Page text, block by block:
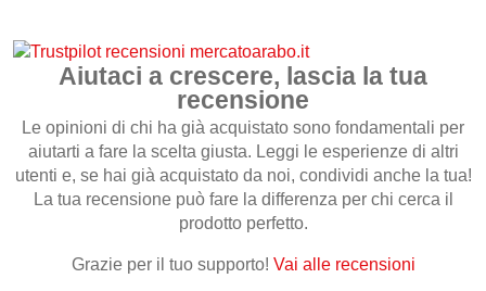
Snack Salati e Aperitivi
Latte e derivati
Bevande
Pasticceria e dolci
Creme corpo
Aiutaci a crescere, lascia la tua
recensione
Le opinioni di chi ha già acquistato sono fondamentali per
aiutarti a fare la scelta giusta. Leggi le esperienze di altri
utenti e, se hai già acquistato da noi, condividi anche la tua!
La tua recensione può fare la differenza per chi cerca il
prodotto perfetto.
Grazie per il tuo supporto! Vai alle recensioni